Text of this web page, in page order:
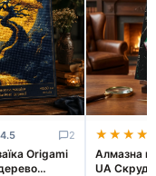
4.5 2
Origami
Алмазна
UA